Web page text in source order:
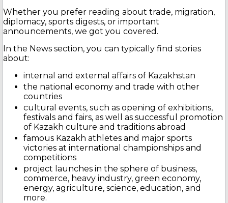
Whether you prefer reading about trade, migration,
diplomacy, sports digests, or important
announcements, we got you covered.
In the News section, you can typically find stories
about:
internal and external affairs of Kazakhstan
the national economy and trade with other
countries
cultural events, such as opening of exhibitions,
festivals and fairs, as well as successful promotion
of Kazakh culture and traditions abroad
famous Kazakh athletes and major sports
victories at international championships and
competitions
project launches in the sphere of business,
commerce, heavy industry, green economy,
energy, agriculture, science, education, and
more.